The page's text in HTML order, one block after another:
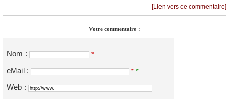
[Lien vers ce commentaire]
Votre commentaire :
Nom : *
eMail : * *
Web :